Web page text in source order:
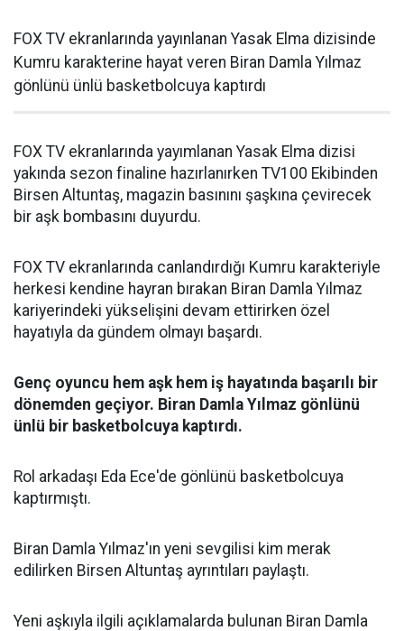
FOX TV ekranlarında yayınlanan Yasak Elma dizisinde
Kumru karakterine hayat veren Biran Damla Yılmaz
gönlünü ünlü basketbolcuya kaptırdı
FOX TV ekranlarında yayımlanan Yasak Elma dizisi
yakında sezon finaline hazırlanırken TV100 Ekibinden
Birsen Altuntaş, magazin basınını şaşkına çevirecek
bir aşk bombasını duyurdu.
FOX TV ekranlarında canlandırdığı Kumru karakteriyle
herkesi kendine hayran bırakan Biran Damla Yılmaz
kariyerindeki yükselişini devam ettirirken özel
hayatıyla da gündem olmayı başardı.
Genç oyuncu hem aşk hem iş hayatında başarılı bir
dönemden geçiyor. Biran Damla Yılmaz gönlünü
ünlü bir basketbolcuya kaptırdı.
Rol arkadaşı Eda Ece'de gönlünü basketbolcuya
kaptırmıştı.
Biran Damla Yılmaz'ın yeni sevgilisi kim merak
edilirken Birsen Altuntaş ayrıntıları paylaştı.
Yeni aşkıyla ilgili açıklamalarda bulunan Biran Damla